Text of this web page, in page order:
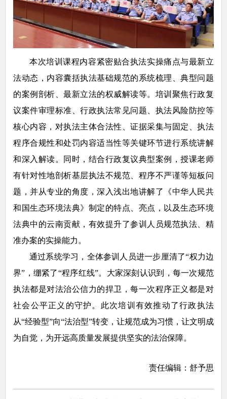
本次培训课程内容紧密贴合执法实操痛点与最新立
法动态，内容囊括执法基础规范的系统梳理、典型问题
的案例剖析、最新立法的权威解读等。培训聚焦行政复
议案件审理标准、行政执法常见问题、执法风险防控等
核心内容，对执法主体合法性、证据采集与固定、执法
程序合规性和处罚内容适当性等关键环节进行系统讲解
和深入解读。同时，结合行政复议典型案例，授课老师
有针对性地剖析基层执法不规范、程序不严谨等短板问
题，并从专业的角度，深入浅出地讲解了《中华人民共
和国生态环境法典》制定的特点、亮点，以及生态环境
法典中的云南贡献，有效提升了参训人员规范执法、精
准办案的实操能力。
通过系统学习，全体参训人员进一步厘清了“权力边
界”，绷紧了“程序红线”。大家深刻认识到，每一次规范
执法都是对法治公信力的捍卫，每一次程序正义都是对
社会公平正义的守护。此次培训有效推动了行政执法
从“经验型”向“法治型”转变，让规范成为习惯，让文明成
为自觉，为开远高质量发展提供坚实的法治保障。
责任编辑：舒予思